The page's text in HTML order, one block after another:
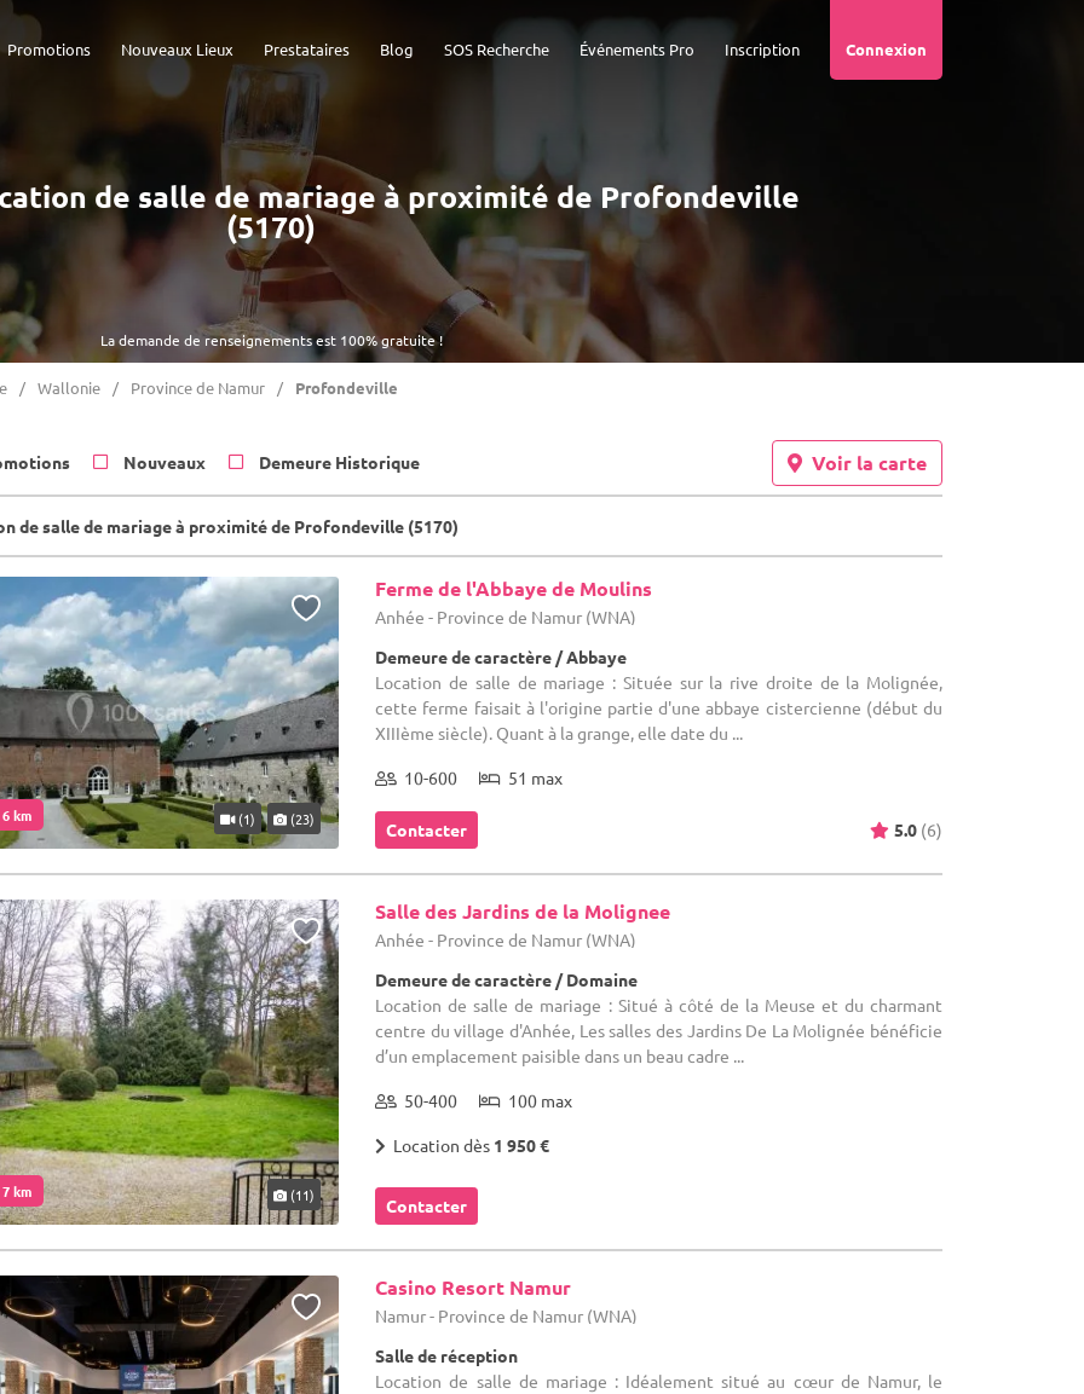
Connexion
Inscription
Événements Pro
SOS Recherche
Blog
Prestataires
Nouveaux Lieux
Promotions
La demande de renseignements est 100% gratuite !
de salle de mariage à proximité de Profondeville
(5170)
Wallonie Province de Namur Profondeville
Nouveaux Demeure Historique Voir la carte
de salle de mariage à proximité de Profondeville (5170)
km (1) (23)
Ferme de l'Abbaye de Moulins
Anhée - Province de Namur (WNA)
Demeure de caractère / Abbaye
Location de salle de mariage : Située sur la rive droite de la Molignée,
cette ferme faisait à l'origine partie d'une abbaye cistercienne (début du
XIIIème siècle). Quant à la grange, elle date du ...
10-600 51 max
Contacter 5.0 (6)
km (11)
Salle des Jardins de la Molignee
Anhée - Province de Namur (WNA)
Demeure de caractère / Domaine
Location de salle de mariage : Situé à côté de la Meuse et du charmant
centre du village d'Anhée, Les salles des Jardins De La Molignée bénéficie
d’un emplacement paisible dans un beau cadre ...
50-400 100 max
Location dès 1 950 €
Contacter
Casino Resort Namur
Namur - Province de Namur (WNA)
Salle de réception
Location de salle de mariage : Idéalement situé au cœur de Namur, le